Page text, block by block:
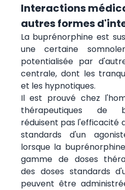
Interactions
autres formes
La buprénorphine est
une certaine
potentialisée par
centrale, dont les
et les hypnotiques.
Il est prouvé chez
thérapeutiques de
réduisent pas l'efficacité
standards d'un
lorsque la
gamme de doses
des doses standards
peuvent être